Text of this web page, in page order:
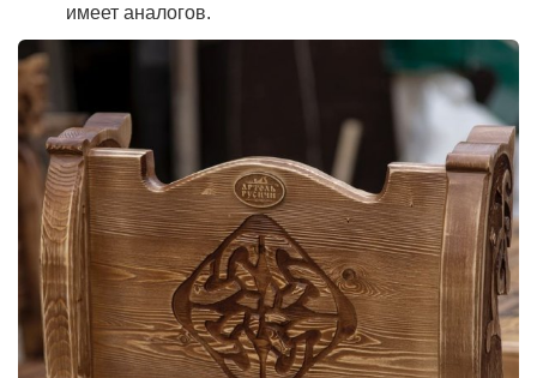
имеет аналогов.